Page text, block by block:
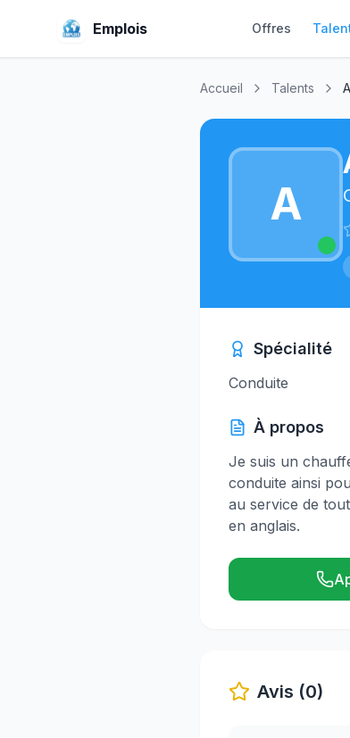
Emplois Offres
Accueil Talents
A
Spécialité
Conduite
À propos
Je suis un
conduite ainsi
au service de
en anglais.
Avis (0)